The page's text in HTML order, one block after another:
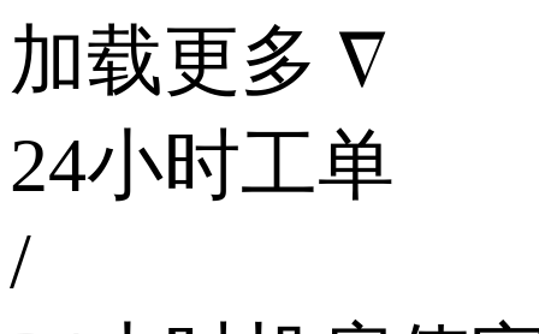
加载更多 ∇
24小时工单
/